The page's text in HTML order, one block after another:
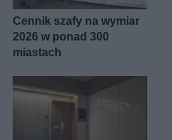
Cennik szafy na wymiar
2026 w ponad 300
miastach